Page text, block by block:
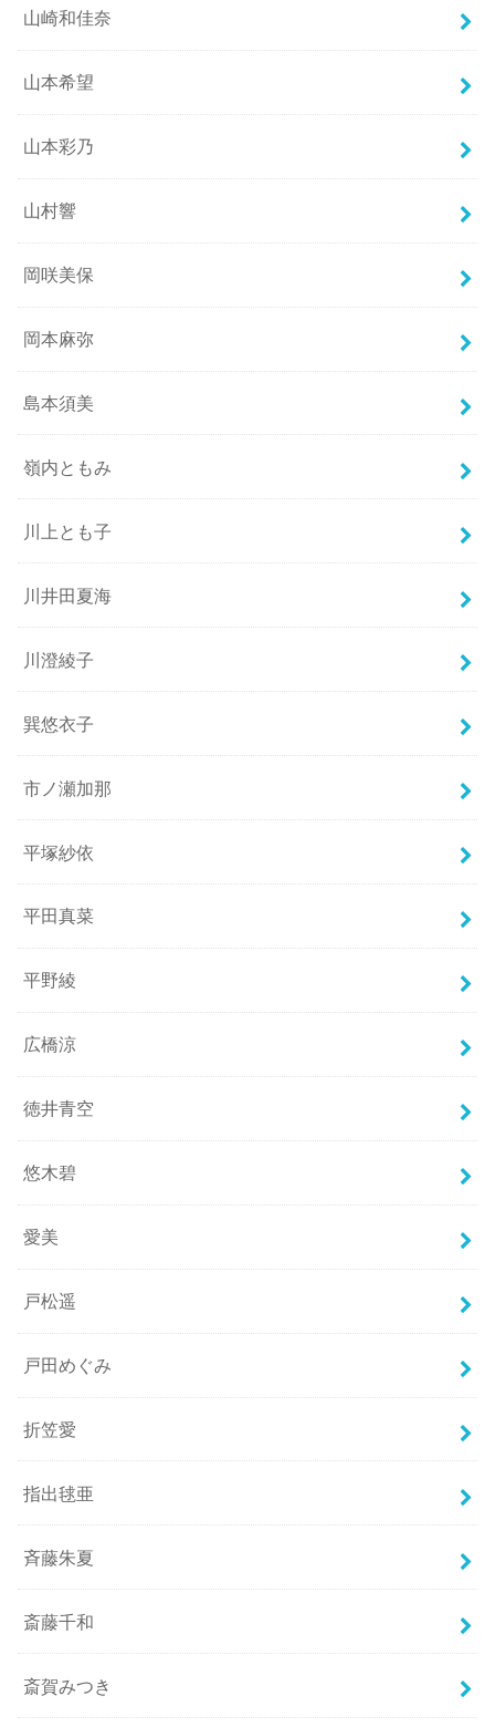
山崎和佳奈
山本希望
山本彩乃
山村響
岡咲美保
岡本麻弥
島本須美
嶺内ともみ
川上とも子
川井田夏海
川澄綾子
巽悠衣子
市ノ瀬加那
平塚紗依
平田真菜
平野綾
広橋涼
徳井青空
悠木碧
愛美
戸松遥
戸田めぐみ
折笠愛
指出毬亜
斉藤朱夏
斎藤千和
斎賀みつき